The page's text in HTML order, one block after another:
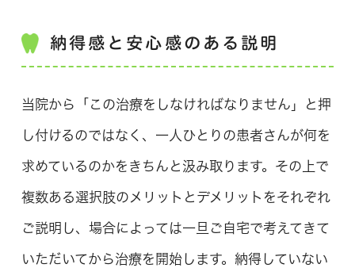
納得感と安心感のある説明
当院から「この治療をしなければなりません」と押
し付けるのではなく、一人ひとりの患者さんが何を
求めているのかをきちんと汲み取ります。その上で
複数ある選択肢のメリットとデメリットをそれぞれ
ご説明し、場合によっては一旦ご自宅で考えてきて
いただいてから治療を開始します。納得していない